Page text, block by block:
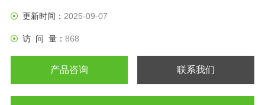
更新时间： 2025-09-07
访 问 量： 868
产品咨询 联系我们